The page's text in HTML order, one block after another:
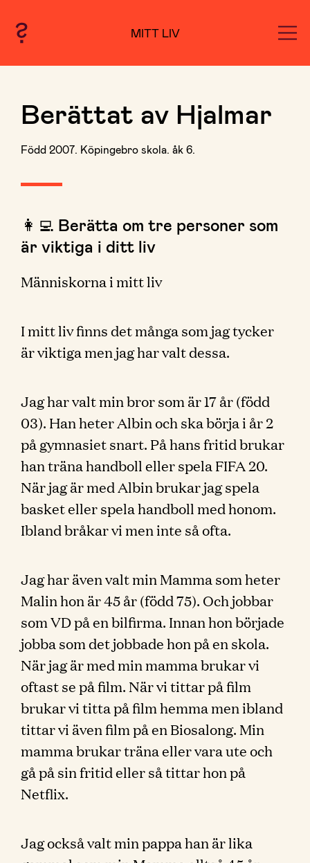
MITT LIV
Berättat av Hjalmar
Född 2007. Köpingebro skola. åk 6.
👩‍💻 Berätta om tre personer som
är viktiga i ditt liv
Människorna i mitt liv
I mitt liv finns det många som jag tycker
är viktiga men jag har valt dessa.
Jag har valt min bror som är 17 år (född
03). Han heter Albin och ska börja i år 2
på gymnasiet snart. På hans fritid brukar
han träna handboll eller spela FIFA 20.
När jag är med Albin brukar jag spela
basket eller spela handboll med honom.
Ibland bråkar vi men inte så ofta.
Jag har även valt min Mamma som heter
Malin hon är 45 år (född 75). Och jobbar
som VD på en bilfirma. Innan hon började
jobba som det jobbade hon på en skola.
När jag är med min mamma brukar vi
oftast se på film. När vi tittar på film
brukar vi titta på film hemma men ibland
tittar vi även film på en Biosalong. Min
mamma brukar träna eller vara ute och
gå på sin fritid eller så tittar hon på
Netflix.
Jag också valt min pappa han är lika